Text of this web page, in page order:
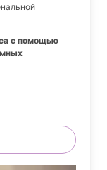
с помощью